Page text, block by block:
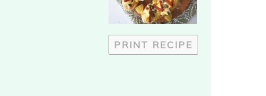
PRINT RECIPE